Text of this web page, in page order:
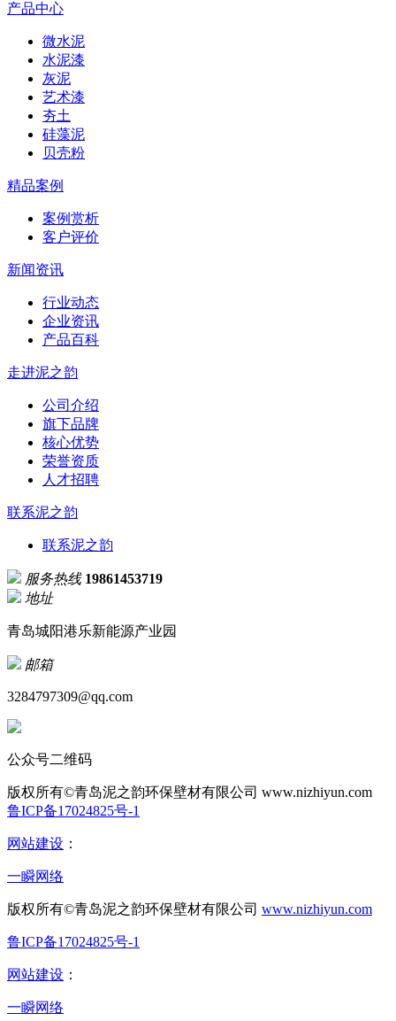
产品中心
微水泥
水泥漆
灰泥
艺术漆
夯土
硅藻泥
贝壳粉
精品案例
案例赏析
客户评价
新闻资讯
行业动态
企业资讯
产品百科
走进泥之韵
公司介绍
旗下品牌
核心优势
荣誉资质
人才招聘
联系泥之韵
联系泥之韵
服务热线 19861453719
地址
青岛城阳港乐新能源产业园
邮箱
3284797309@qq.com
公众号二维码
版权所有©青岛泥之韵环保壁材有限公司 www.nizhiyun.com
鲁ICP备17024825号-1
网站建设 ：
一瞬网络
版权所有©青岛泥之韵环保壁材有限公司 www.nizhiyun.com
鲁ICP备17024825号-1
网站建设 ：
一瞬网络